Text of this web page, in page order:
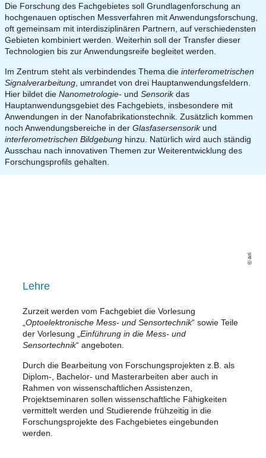
Die Forschung des Fachgebietes soll Grundlagenforschung an
hochgenauen optischen Messverfahren mit Anwendungsforschung,
oft gemeinsam mit interdisziplinären Partnern, auf verschiedensten
Gebieten kombiniert werden. Weiterhin soll der Transfer dieser
Technologien bis zur Anwendungsreife begleitet werden.
Im Zentrum steht als verbindendes Thema die interferometrischen
Signalverarbeitung , umrandet von drei Hauptanwendungsfeldern.
Hier bildet die Nanometrologie- und Sensorikdas
Hauptanwendungsgebiet des Fachgebiets, insbesondere mit
Anwendungen in der Nanofabrikationstechnik. Zusätzlich kommen
noch Anwendungsbereiche in der Glasfasersensorikund
interferometrischen Bildgebung hinzu. Natürlich wird auch ständig
Ausschau nach innovativen Themen zur Weiterentwicklung des
Forschungsprofils gehalten.
ari
Lehre
Zurzeit werden vom Fachgebiet die Vorlesung
Optoelektronische Mess- und Sensortechnik“ sowie Teile
der Vorlesung „ Einführung in die Mess- und
Sensortechnik“ angeboten.
Durch die Bearbeitung von Forschungsprojekten z.B. als
Diplom-, Bachelor- und Masterarbeiten aber auch in
Rahmen von wissenschaftlichen Assistenzen,
Projektseminaren sollen wissenschaftliche Fähigkeiten
vermittelt werden und Studierende frühzeitig in die
Forschungsprojekte des Fachgebietes eingebunden
werden.